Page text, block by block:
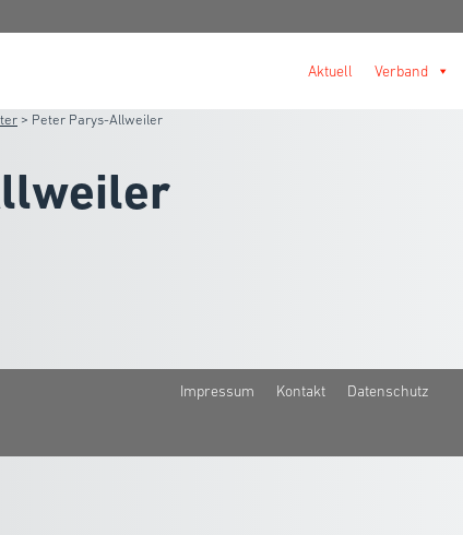
Aktuell Verband
> Peter Parys-Allweiler
Impressum Kontakt Datenschutz